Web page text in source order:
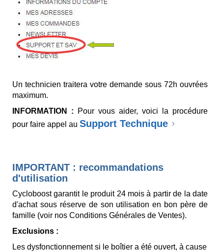
Un technicien traitera votre demande sous 72h ouvrées
maximum.
INFORMATION :
Pour vous aider, voici la procédure
pour faire appel au Support Technique
IMPORTANT : recommandations
d'utilisation
Cycloboost garantit le produit 24 mois à partir de la date
d'achat sous réserve de son utilisation en bon père de
famille (voir nos Conditions Générales de Ventes).
Exclusions :
Les dysfonctionnement si le boîtier a été ouvert, à cause